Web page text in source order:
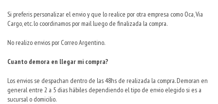
Si preferis personalizar el envio y que lo realice por otra empresa como Oca, Via
Cargo, etc. lo coordinamos por mail luego de finalizada la compra.
No realizo envios por Correo Argentino.
Cuanto demora en llegar mi compra?
Los envios se despachan dentro de las 48hs de realizada la compra. Demoran en
general entre 2 a 5 dias hábiles dependiendo el tipo de envio elegido si es a
sucursal o domicilio.